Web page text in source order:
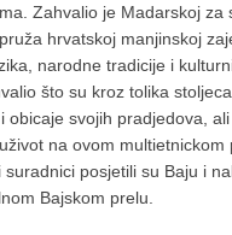
Zahvalio je Madarskoj za
hrvatskoj manjinskoj
narodne tradicije i
što su kroz tolika
obicaje svojih pradjedova,
na ovom multietnickom
suradnici posjetili su Baju i
Bajskom prelu.